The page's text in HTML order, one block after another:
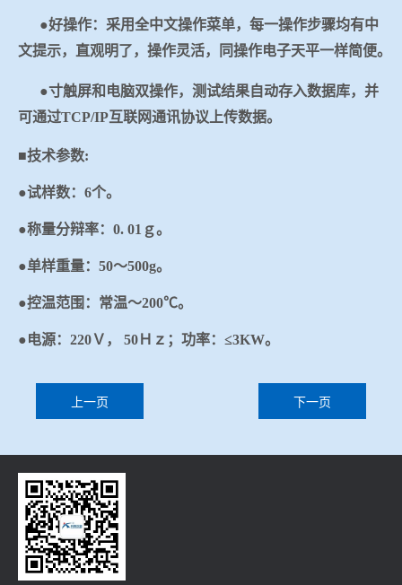
●好操作：采用全中文操作菜单，每一操作步骤均有中
文提示，直观明了，操作灵活，同操作电子天平一样简便。
●寸触屏和电脑双操作，测试结果自动存入数据库，并
可通过TCP/IP互联网通讯协议上传数据。
■技术参数:
●试样数：6个。
●称量分辩率：0. 01ｇ。
●单样重量：50～500g。
●控温范围：常温～200℃。
●电源：220Ｖ， 50Ｈｚ；功率：≤3KW。
上一页 下一页